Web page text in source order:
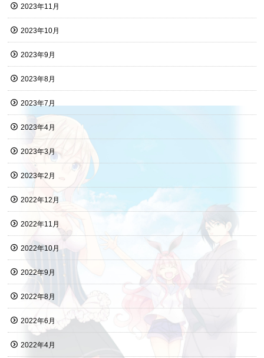
2023年11月
2023年10月
2023年9月
2023年8月
2023年7月
2023年4月
2023年3月
2023年2月
2022年12月
2022年11月
2022年10月
2022年9月
2022年8月
2022年6月
2022年4月